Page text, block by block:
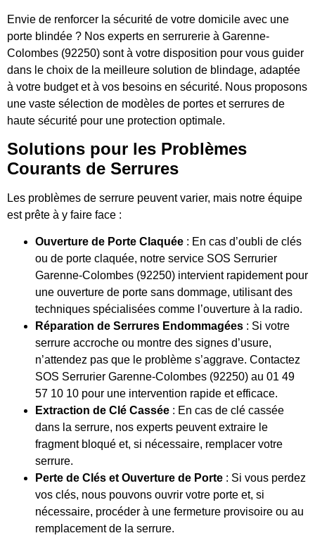
Envie de renforcer la sécurité de votre domicile avec une
porte blindée ? Nos experts en serrurerie à Garenne-
Colombes (92250) sont à votre disposition pour vous guider
dans le choix de la meilleure solution de blindage, adaptée
à votre budget et à vos besoins en sécurité. Nous proposons
une vaste sélection de modèles de portes et serrures de
haute sécurité pour une protection optimale.
Solutions pour les Problèmes
Courants de Serrures
Les problèmes de serrure peuvent varier, mais notre équipe
est prête à y faire face :
Ouverture de Porte Claquée : En cas d’oubli de clés
ou de porte claquée, notre service SOS Serrurier
Garenne-Colombes (92250) intervient rapidement pour
une ouverture de porte sans dommage, utilisant des
techniques spécialisées comme l’ouverture à la radio.
Réparation de Serrures Endommagées : Si votre
serrure accroche ou montre des signes d’usure,
n’attendez pas que le problème s’aggrave. Contactez
SOS Serrurier Garenne-Colombes (92250) au 01 49
57 10 10 pour une intervention rapide et efficace.
Extraction de Clé Cassée : En cas de clé cassée
dans la serrure, nos experts peuvent extraire le
fragment bloqué et, si nécessaire, remplacer votre
serrure.
Perte de Clés et Ouverture de Porte : Si vous perdez
vos clés, nous pouvons ouvrir votre porte et, si
nécessaire, procéder à une fermeture provisoire ou au
remplacement de la serrure.